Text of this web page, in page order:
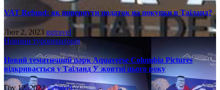
VAT Refund: як повернути податок на покупки в Таїланд?
Лют 2, 2023 ggtravel
Новини туроператорів
Новий тематичний парк Aquaverse Columbia Pictures
відкривається у Таїланд У жовтні цього року
Гру 12, 2022ggtravel